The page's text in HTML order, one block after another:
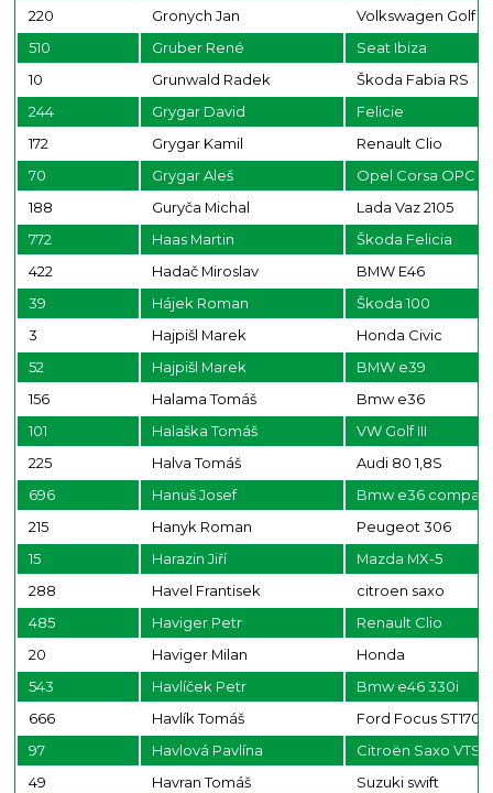
220
Gronych Jan
Volkswagen Golf 4
510
Gruber René
Seat Ibiza
10
Grunwald Radek
Škoda Fabia RS
244
Grygar David
Felicie
172
Grygar Kamil
Renault Clio
70
Grygar Aleš
Opel Corsa OPC
188
Guryča Michal
Lada Vaz 2105
772
Haas Martin
Škoda Felicia
422
Hadač Miroslav
BMW E46
39
Hájek Roman
Škoda 100
3
Hajpišl Marek
Honda Civic
52
Hajpišl Marek
BMW e39
156
Halama Tomáš
Bmw e36
101
Halaška Tomáš
VW Golf III
225
Halva Tomáš
Audi 80 1,8S
696
Hanuš Josef
Bmw e36
215
Hanyk Roman
Peugeot 306
15
Harazin Jiří
Mazda MX-5
288
Havel Frantisek
citroen saxo
485
Haviger Petr
Renault Clio
20
Haviger Milan
Honda
543
Havlíček Petr
Bmw e46 330i
666
Havlík Tomáš
Ford Focus ST170
97
Havlová Pavlína
Citroën Saxo VTS
49
Havran Tomáš
Suzuki swift